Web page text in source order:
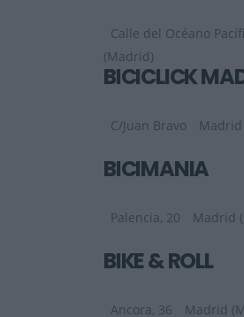
Calle del Océano
(Madrid)
BICICLICK
C/Juan Bravo
BICIMANIA
Palencia, 20 Madrid
BIKE & ROLL
Ancora, 36 Madrid